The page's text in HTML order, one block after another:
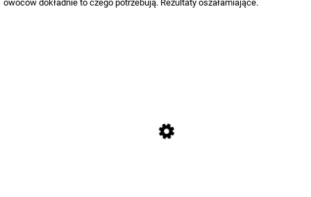
owoców dokładnie to czego potrzebują. Rezultaty oszałamiające.